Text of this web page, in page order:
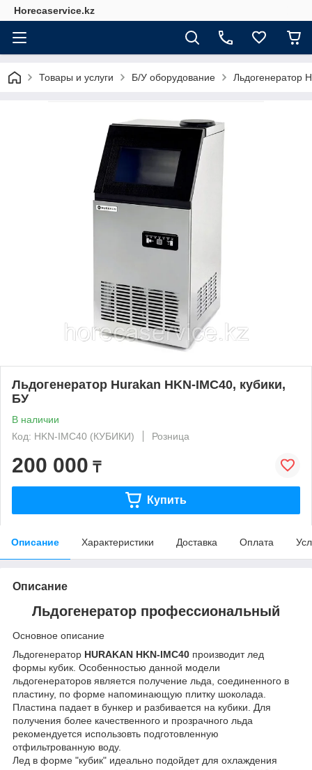
Horecaservice.kz
Товары и услуги Б/У оборудование Льдогенератор
Льдогенератор Hurakan HKN-IMC40, кубики,
БУ
В наличии
Код: HKN-IMC40 (КУБИКИ)
Розница
200 000 ₸
Купить
Описание Характеристики Доставка Оплата
Описание
Льдогенератор профессиональный
Основное описание
Льдогенератор HURAKAN HKN-IMC40 производит лед
формы кубик. Особенностью данной модели
льдогенераторов является получение льда, соединенного в
пластину, по форме напоминающую плитку шоколада.
Пластина падает в бункер и разбивается на кубики. Для
получения более качественного и прозрачного льда
рекомендуется использовть подготовленную
отфильтрованную воду.
Лед в форме "кубик" идеально подойдет для охлаждения